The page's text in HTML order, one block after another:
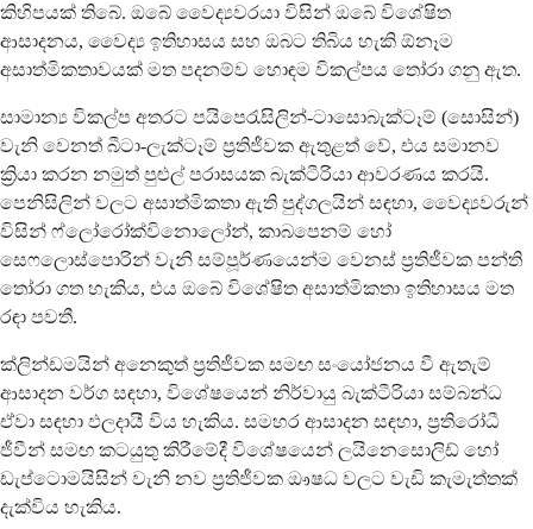
කිහිපයක් තිබේ. ඔබේ වෛද්‍යවරයා විසින් ඔබේ විශේෂිත
ආසාදනය, වෛද්‍ය ඉතිහාසය සහ ඔබට තිබිය හැකි ඕනෑම
අසාත්මිකතාවයක් මත පදනම්ව හොඳම විකල්පය තෝරා ගනු ඇත.
සාමාන්‍ය විකල්ප අතරට පයිපෙරැසිලින්-ටාසොබැක්ටෑම් (සොසින්)
වැනි වෙනත් බීටා-ලැක්ටෑම් ප්‍රතිජීවක ඇතුළත් වේ, එය සමානව
ක්‍රියා කරන නමුත් පුළුල් පරාසයක බැක්ටීරියා ආවරණය කරයි.
පෙනිසිලින් වලට අසාත්මිකතා ඇති පුද්ගලයින් සඳහා, වෛද්‍යවරුන්
විසින් ෆ්ලෝරෝක්විනොලෝන්, කාබපෙනම් හෝ
සෙෆලොස්පොරින් වැනි සම්පූර්ණයෙන්ම වෙනස් ප්‍රතිජීවක පන්ති
තෝරා ගත හැකිය, එය ඔබේ විශේෂිත අසාත්මිකතා ඉතිහාසය මත
රඳා පවතී.
ක්ලින්ඩමයින් අනෙකුත් ප්‍රතිජීවක සමඟ සංයෝජනය වී ඇතැම්
ආසාදන වර්ග සඳහා, විශේෂයෙන් නිර්වායු බැක්ටීරියා සම්බන්ධ
ඒවා සඳහා ඵලදායී විය හැකිය. සමහර ආසාදන සඳහා, ප්‍රතිරෝධී
ජීවීන් සමඟ කටයුතු කිරීමේදී විශේෂයෙන් ලයිනෙසොලිඩ් හෝ
ඩැප්ටොමයිසින් වැනි නව ප්‍රතිජීවක ඖෂධ වලට වැඩි කැමැත්තක්
දැක්විය හැකිය.